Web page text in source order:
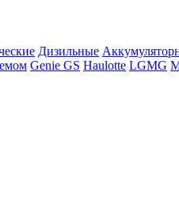
Дизильные
Genie GS Haulotte LGMG